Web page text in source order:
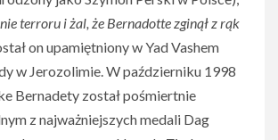
terroru i żal, że Bernadotte zginął z rąk
on upamiętniony w Yad Vashem
w Jerozolimie. W październiku 1998
Bernadety został pośmiertnie
z najważniejszych medali Dag